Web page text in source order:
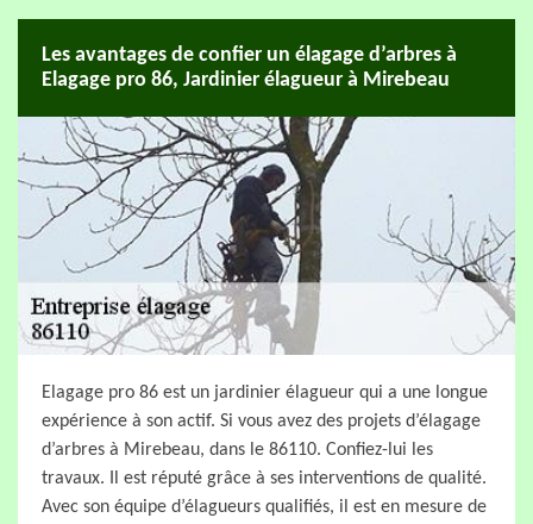
Les avantages de confier un élagage d’arbres à
Elagage pro 86, Jardinier élagueur à Mirebeau
Elagage pro 86 est un jardinier élagueur qui a une longue
expérience à son actif. Si vous avez des projets d’élagage
d’arbres à Mirebeau, dans le 86110. Confiez-lui les
travaux. Il est réputé grâce à ses interventions de qualité.
Avec son équipe d’élagueurs qualifiés, il est en mesure de